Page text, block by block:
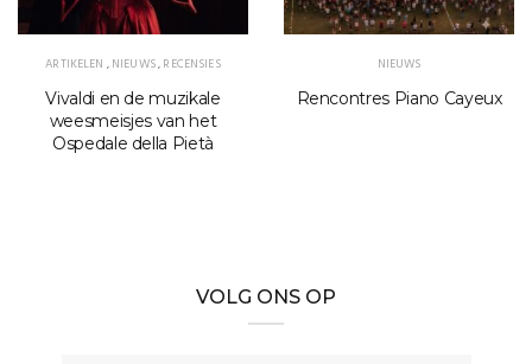
ARTIKELEN ,NIEUWS,RECENSIES
Vivaldi en de muzikale
weesmeisjes van het
Ospedale della Pietà
NIEUWS
Rencontres Piano Cayeux
VOLG ONS OP